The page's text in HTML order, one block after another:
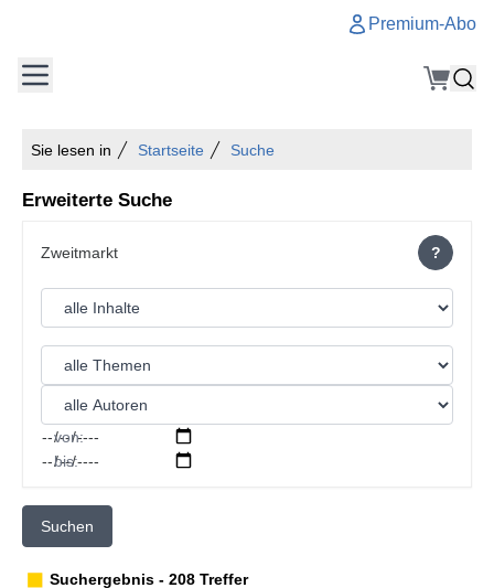
Premium-Abo
Sie lesen in Startseite Suche
Erweiterte Suche
?
von:
bis:
Suchen
Suchergebnis - 208 Treffer